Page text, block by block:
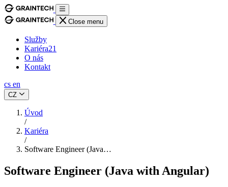
Close menu
Služby
Kariéra21
O nás
Kontakt
cs en
CZ
Úvod
/
Kariéra
/
Software Engineer (Java…
Software Engineer (Java with Angular)